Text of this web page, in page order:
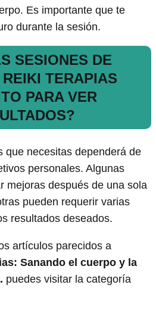
Es importante que te
durante la sesión.
SESIONES DE
TERAPIAS
PARA VER
que necesitas dependerá de
personales. Algunas
mejoras después de una sola
pueden requerir varias
resultados deseados.
artículos parecidos a
Sanando el cuerpo y la
puedes visitar la categoría